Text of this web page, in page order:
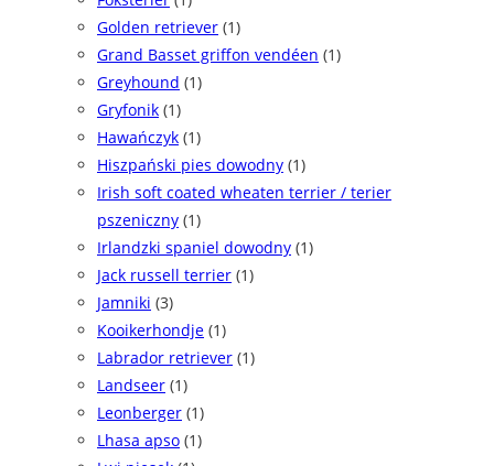
Golden retriever (1)
Grand Basset griffon vendéen (1)
Greyhound (1)
Gryfonik (1)
Hawańczyk (1)
Hiszpański pies dowodny (1)
Irish soft coated wheaten terrier / terier
pszeniczny (1)
Irlandzki spaniel dowodny (1)
Jack russell terrier (1)
Jamniki (3)
Kooikerhondje (1)
Labrador retriever (1)
Landseer (1)
Leonberger (1)
Lhasa apso (1)